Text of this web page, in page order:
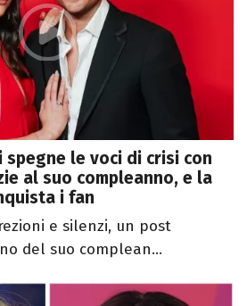
le voci di crisi con
al suo compleanno, e la
i fan
e silenzi, un post
del suo complean...